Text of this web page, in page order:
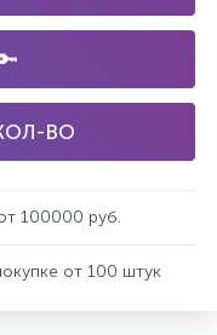
ВО
100000 руб.
от 100 штук